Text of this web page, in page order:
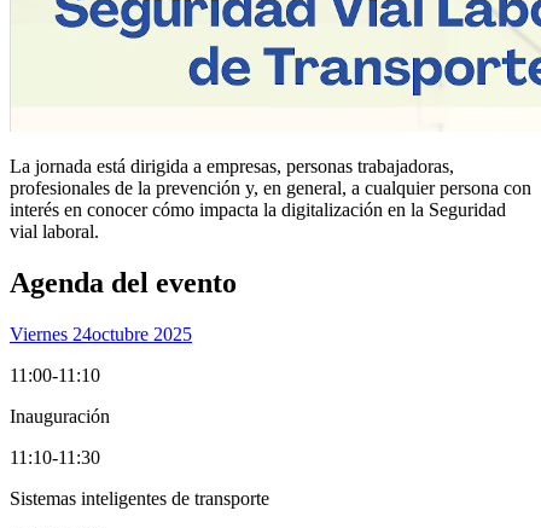
La jornada está dirigida a empresas, personas trabajadoras,
profesionales de la prevención y, en general, a cualquier persona con
interés en conocer cómo impacta la digitalización en la Seguridad
vial laboral.
Agenda del evento
Viernes 24Octubre 2025
11:00-11:10
Inauguración
11:10-11:30
Sistemas inteligentes de transporte